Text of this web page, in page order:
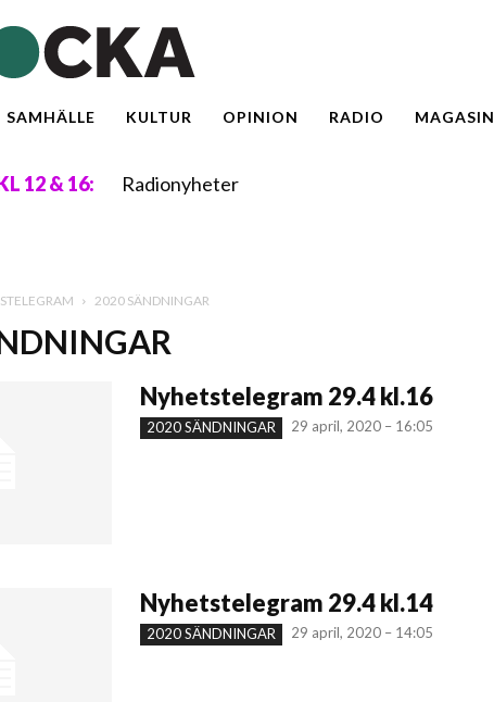
SAMHÄLLE KULTUR OPINION RADIO MAGASIN
12 & 16: Radionyheter
2020 SÄNDNINGAR
Nyhetstelegram 29.4 kl.16
2020 SÄNDNINGAR 29 april, 2020 – 16:05
Nyhetstelegram 29.4 kl.14
2020 SÄNDNINGAR 29 april, 2020 – 14:05